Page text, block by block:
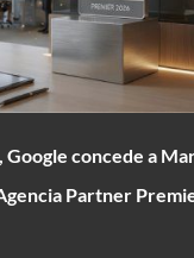
Google concede a
Partner